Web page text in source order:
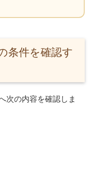
条件を確認す
次の内容を確認しま